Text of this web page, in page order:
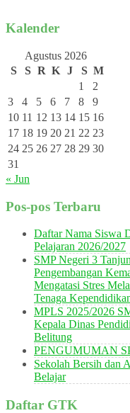
Kalender
Agustus 2026
S
S R K J S M
1
2
3
4 5 6 7 8
9
10 11 12 13 14 15 16
17 18 19 20 21 22 23
24 25 26 27 28 29 30
31
« Jun
Pos-pos Terbaru
Daftar Nama Siswa
Pelajaran 2026/2027
SMP Negeri 3
Pengembangan
Mengatasi Stres
Tenaga
MPLS 2025/2026
Kepala Dinas
Belitung
PENGUMUMAN
Sekolah Bersih dan
Belajar
Daftar GTK